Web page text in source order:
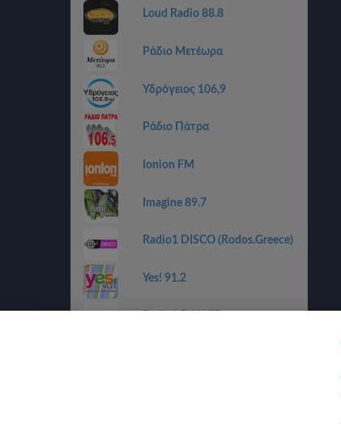
Loud Radio 88.8
Ράδιο Μετέωρα
Υδρόγειος 106,9
Ράδιο Πάτρα
Ionion FM
Imagine 89.7
Radio1 DISCO (Rodos.Greece)
Yes! 91.2